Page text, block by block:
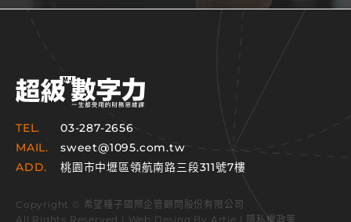
TEL.
03-287-2656
MAIL.
sweet@1095.com.tw
ADD.
桃園市中壢區領航南路三段311號7樓
Copyright © 希望種子國際企管顧問股份有限公司
All Rights Reserved | Web Desing By Artie | 隱私權政策